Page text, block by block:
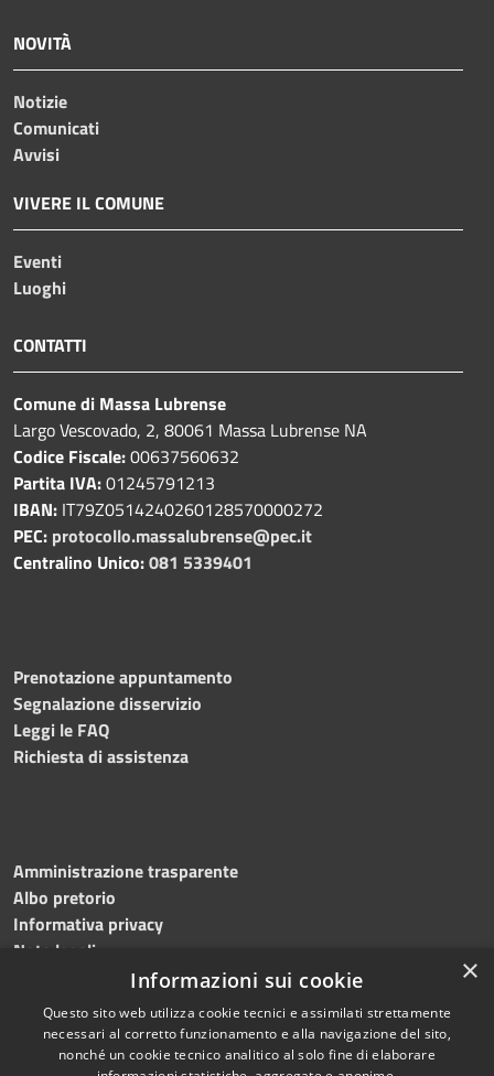
NOVITÀ
Notizie
Comunicati
Avvisi
VIVERE IL COMUNE
Eventi
Luoghi
CONTATTI
Comune di Massa Lubrense
Largo Vescovado, 2, 80061 Massa Lubrense NA
Codice Fiscale:00637560632
Partita IVA:01245791213
IBAN: IT79Z0514240260128570000272
PEC: protocollo.massalubrense@pec.it
Centralino Unico:081 5339401
Prenotazione appuntamento
Segnalazione disservizio
Leggi le FAQ
Richiesta di assistenza
Amministrazione trasparente
Albo pretorio
Informativa privacy
Note legali
Dichiarazione di accessibilità
×
Informazioni sui cookie
Questo sito web utilizza cookie tecnici e assimilati strettamente
necessari al corretto funzionamento e alla navigazione del sito,
nonché un cookie tecnico analitico al solo fine di elaborare